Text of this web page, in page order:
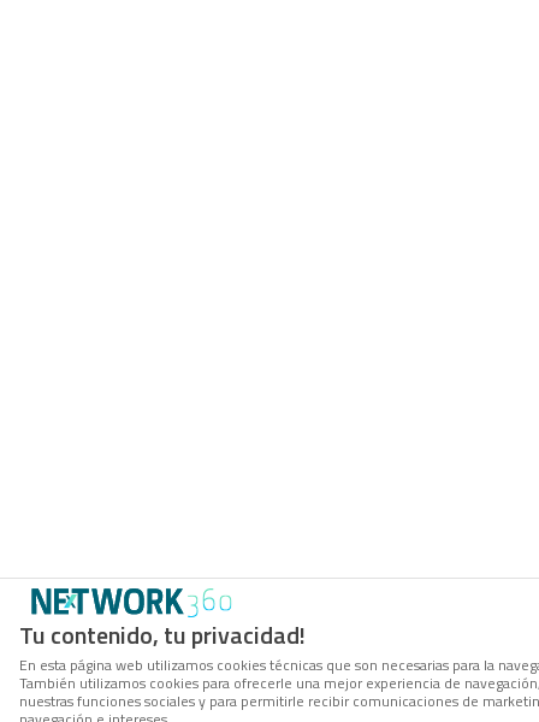
Tu contenido, tu privacidad!
En esta página web utilizamos cookies técnicas que son necesarias para la
También utilizamos cookies para ofrecerle una mejor experiencia de
nuestras funciones sociales y para permitirle recibir comunicaciones de